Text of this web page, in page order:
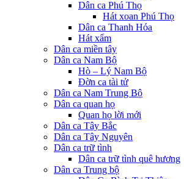
Dân ca Phú Thọ
Hát xoan Phú Thọ
Dân ca Thanh Hóa
Hát xẩm
Dân ca miền tây
Dân ca Nam Bộ
Hò – Lý Nam Bộ
Đờn ca tài tử
Dân ca Nam Trung Bộ
Dân ca quan họ
Quan họ lời mới
Dân ca Tây Bắc
Dân ca Tây Nguyên
Dân ca trữ tình
Dân ca trữ tình quê hương
Dân ca Trung bộ